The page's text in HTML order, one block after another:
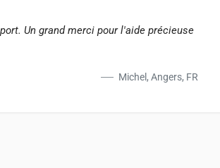
Un grand merci pour l'aide précieuse
Michel, Angers, FR